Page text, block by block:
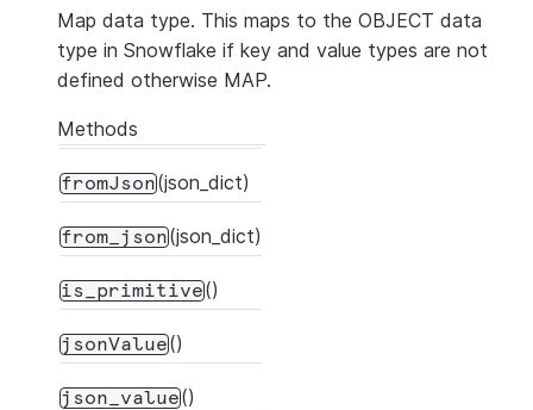
Map data type. This maps to the OBJECT data
type in Snowflake if key and value types are not
defined otherwise MAP.
Methods
fromJson(json_dict)
from_json(json_dict)
is_primitive()
jsonValue()
json_value()